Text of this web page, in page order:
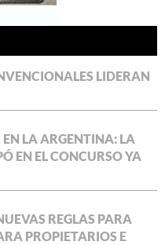
LIDERAN
LA ARGENTINA: LA
EN EL CONCURSO YA
REGLAS PARA
PROPIETARIOS E